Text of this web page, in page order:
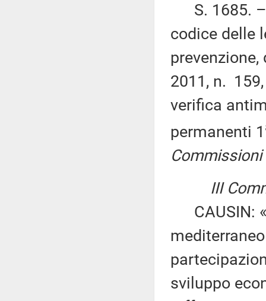
S. 1685. –
codice delle
2011, n.
verifica
permanenti 1
Commissioni
III
CAUSIN:
sviluppo